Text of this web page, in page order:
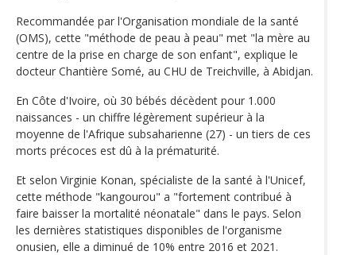
Recommandée par l'Organisation mondiale de la santé
(OMS), cette "méthode de peau à peau" met "la mère au
centre de la prise en charge de son enfant", explique le
docteur Chantière Somé, au CHU de Treichville, à Abidjan.
En Côte d'Ivoire, où 30 bébés décèdent pour 1.000
naissances - un chiffre légèrement supérieur à la
moyenne de l'Afrique subsaharienne (27) - un tiers de ces
morts précoces est dû à la prématurité.
Et selon Virginie Konan, spécialiste de la santé à l'Unicef,
cette méthode "kangourou" a "fortement contribué à
faire baisser la mortalité néonatale" dans le pays. Selon
les dernières statistiques disponibles de l'organisme
onusien, elle a diminué de 10% entre 2016 et 2021.